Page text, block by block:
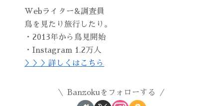
Webライター&調査員
鳥を見たり旅行したり。
・2013年から鳥見開始
・Instagram 1.2万人
＞＞＞詳しくはこちら
Banzokuをフォローする